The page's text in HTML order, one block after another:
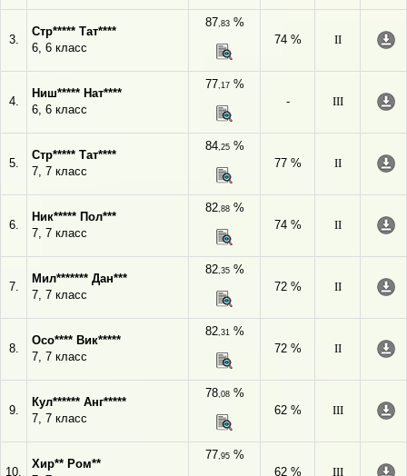
3.
Стр***** Тат****
6, 6 класс
87,83%
74 %
II
4.
Ниш***** Нат****
6, 6 класс
77,17%
-
III
5.
Стр***** Тат****
7, 7 класс
84,25%
77 %
II
6.
Ник***** Пол***
7, 7 класс
82,88%
74 %
II
7.
Мил******* Дан***
7, 7 класс
82,35%
72 %
II
8.
Осо**** Вик*****
7, 7 класс
82,31%
72 %
II
9.
Кул****** Анг*****
7, 7 класс
78,08%
62 %
III
10.
Хир** Ром**
77,95%
62 %
III